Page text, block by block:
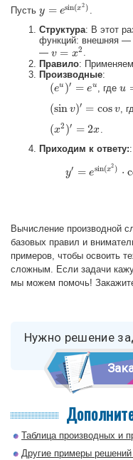
Пусть y = esin(x2)
y=esin(x2)
.
Структура: В этот
функций: внешняя —
— v = x2
v=x2
.
Правило: Применяем
Производные:
(eu )′ = eu
(eu) ′= eu , гдеu
u=
(sin v)′ = cos v
(sinv )′=cos v ,
(x2 )′ = 2x
(x2) = 2x
.
Приходим к ответу::
y′ = esin(x2) ⋅
y′=esin ( 2 )⋅
Вычисление производной
базовых правил и
примеров, чтобы освоить
сложным. Если задачи
мы можем помочь!
Нужно решение
Таблица производных и
Другие примеры